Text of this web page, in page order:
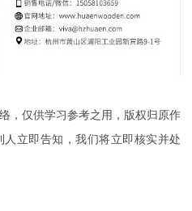
，仅供学习参考之用，版权归原作
立即告知，我们将立即核实并处